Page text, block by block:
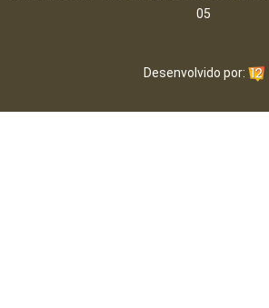
05
Desenvolvido por: